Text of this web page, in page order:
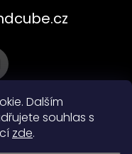
Dalším
souhlas s
zde.